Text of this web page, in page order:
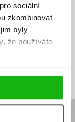
sociální
zkombinovat
byly
že používáte
zboží je výhodná
našich e-
údajů.
se